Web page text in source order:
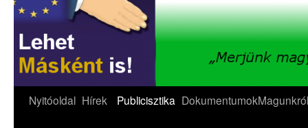
Kilépés
Nyitóoldal Hírek Publicisztika DokumentumokMagunkról